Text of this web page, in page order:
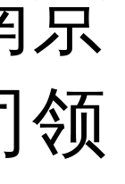
京
领